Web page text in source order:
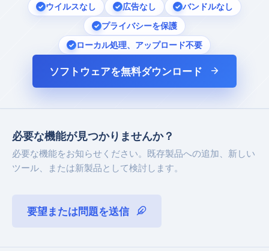
ウイルスなし 広告なし
バンドルなし
プライバシーを保護
ローカル処理、アップロード不要
ソフトウェアを無料ダウンロード
必要な機能が見つかりませんか？
必要な機能をお知らせください。既存製品への追加、新しい
ツール、または新製品として検討します。
要望または問題を送信